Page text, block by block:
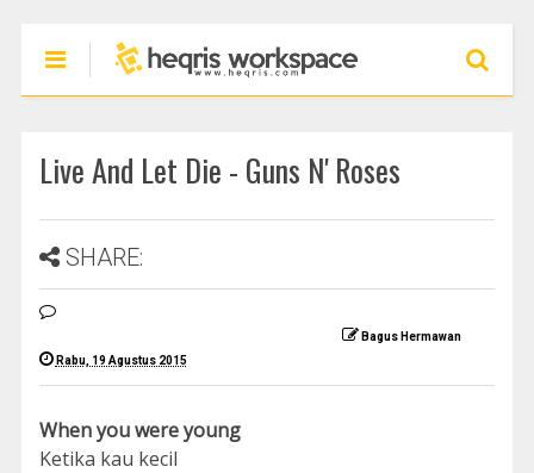
Live And Let Die - Guns N' Roses
SHARE:
Bagus Hermawan
Rabu, 19 Agustus 2015
When you were young
Ketika kau kecil